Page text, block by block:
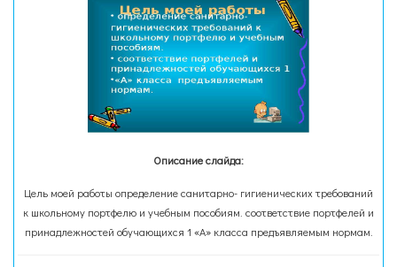
Описание слайда:
Цель моей работы определение санитарно- гигиенических требований
к школьному портфелю и учебным пособиям. соответствие портфелей и
принадлежностей обучающихся 1 «А» класса предъявляемым нормам.